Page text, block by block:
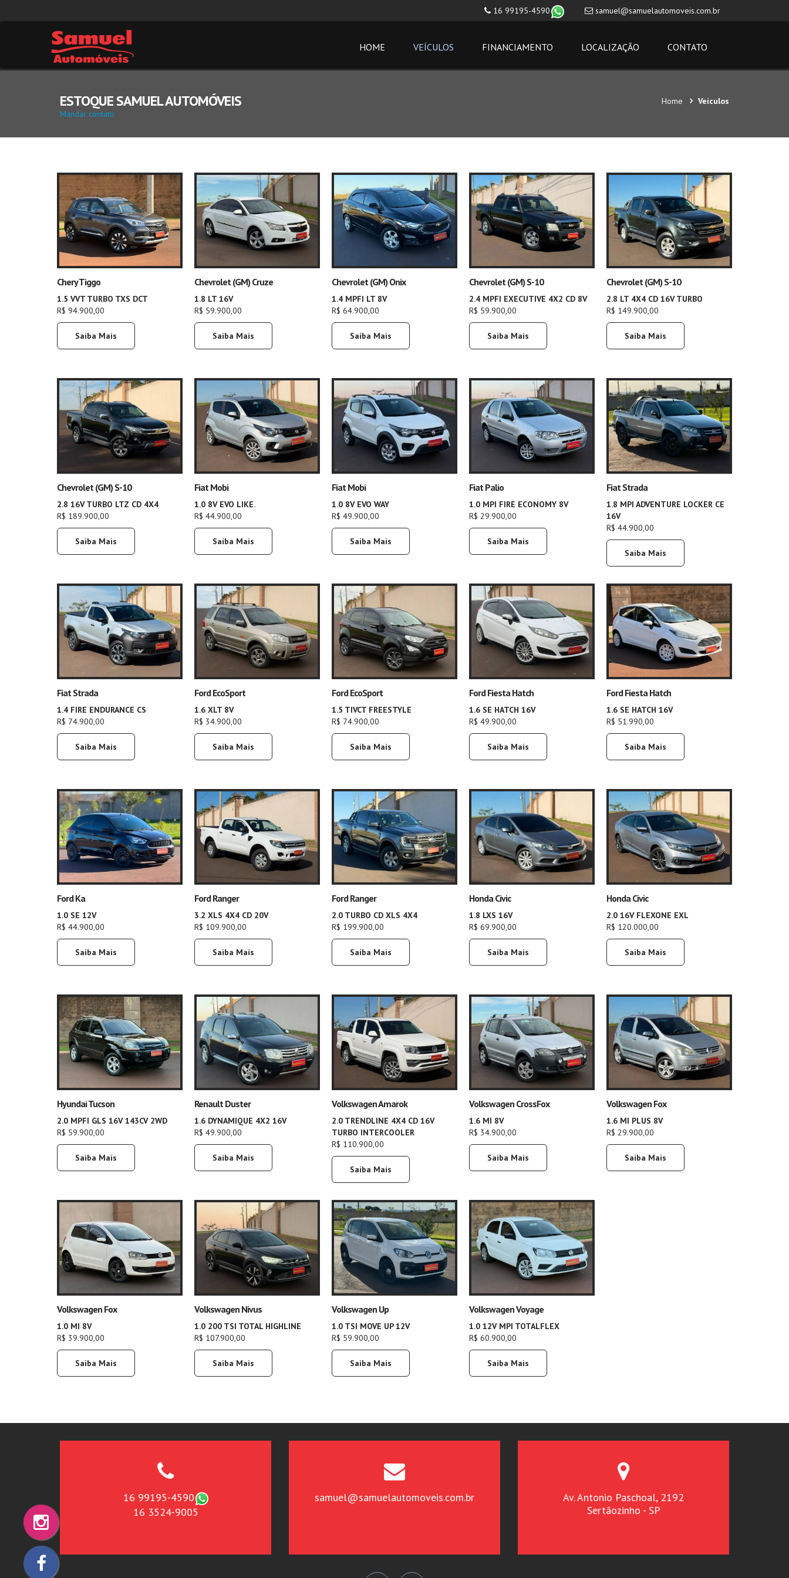
16 99195-4590 samuel@samuelautomoveis.com.br
HOME VEÍCULOS FINANCIAMENTO LOCALIZAÇÃO CONTATO
ESTOQUE SAMUEL AUTOMÓVEIS
Mandar contato
Home Veículos
Chery Tiggo
1.5 VVT TURBO TXS DCT
R$ 94.900,00
Saiba Mais
Chevrolet (GM) Cruze
1.8 LT 16V
R$ 59.900,00
Saiba Mais
Chevrolet (GM) Onix
1.4 MPFI LT 8V
R$ 64.900,00
Saiba Mais
Chevrolet (GM) S-10
2.4 MPFI EXECUTIVE 4X2 CD 8V
R$ 59.900,00
Saiba Mais
Chevrolet (GM) S-10
2.8 LT 4X4 CD 16V TURBO
R$ 149.900,00
Saiba Mais
Chevrolet (GM) S-10
2.8 16V TURBO LTZ CD 4X4
R$ 189.900,00
Saiba Mais
Fiat Mobi
1.0 8V EVO LIKE.
R$ 44.900,00
Saiba Mais
Fiat Mobi
1.0 8V EVO WAY
R$ 49.900,00
Saiba Mais
Fiat Palio
1.0 MPI FIRE ECONOMY 8V
R$ 29.900,00
Saiba Mais
Fiat Strada
1.8 MPI ADVENTURE LOCKER CE
16V
R$ 44.900,00
Saiba Mais
Fiat Strada
1.4 FIRE ENDURANCE CS
R$ 74.900,00
Saiba Mais
Ford EcoSport
1.6 XLT 8V
R$ 34.900,00
Saiba Mais
Ford EcoSport
1.5 TIVCT FREESTYLE
R$ 74.900,00
Saiba Mais
Ford Fiesta Hatch
1.6 SE HATCH 16V
R$ 49.900,00
Saiba Mais
Ford Fiesta Hatch
1.6 SE HATCH 16V
R$ 51.990,00
Saiba Mais
Ford Ka
1.0 SE 12V
R$ 44.900,00
Saiba Mais
Ford Ranger
3.2 XLS 4X4 CD 20V
R$ 109.900,00
Saiba Mais
Ford Ranger
2.0 TURBO CD XLS 4X4
R$ 199.900,00
Saiba Mais
Honda Civic
1.8 LXS 16V
R$ 69.900,00
Saiba Mais
Honda Civic
2.0 16V FLEXONE EXL
R$ 120.000,00
Saiba Mais
Hyundai Tucson
2.0 MPFI GLS 16V 143CV 2WD
R$ 59.900,00
Saiba Mais
Renault Duster
1.6 DYNAMIQUE 4X2 16V
R$ 49.900,00
Saiba Mais
Volkswagen Amarok
2.0 TRENDLINE 4X4 CD 16V
TURBO INTERCOOLER
R$ 110.900,00
Saiba Mais
Volkswagen CrossFox
1.6 MI 8V
R$ 34.900,00
Saiba Mais
Volkswagen Fox
1.6 MI PLUS 8V
R$ 29.900,00
Saiba Mais
Volkswagen Fox
1.0 MI 8V
R$ 39.900,00
Saiba Mais
Volkswagen Nivus
1.0 200 TSI TOTAL HIGHLINE
R$ 107.900,00
Saiba Mais
Volkswagen Up
1.0 TSI MOVE UP 12V
R$ 59.900,00
Saiba Mais
Volkswagen Voyage
1.0 12V MPI TOTALFLEX
R$ 60.900,00
Saiba Mais
16 99195-4590
16 3524-9005
samuel@samuelautomoveis.com.br
Av. Antonio Paschoal, 2192
Sertãozinho - SP